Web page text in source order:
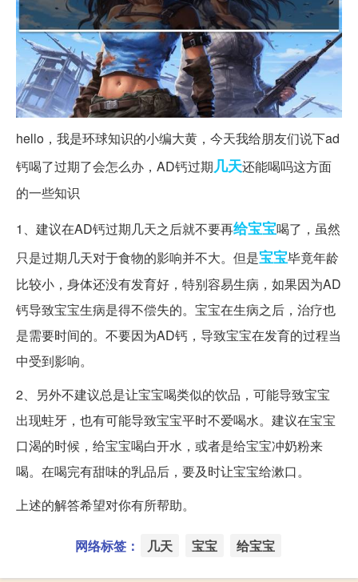
hello，我是环球知识的小编大黄，今天我给朋友们说下ad
钙喝了过期了会怎么办，AD钙过期几天还能喝吗这方面
的一些知识
1、建议在AD钙过期几天之后就不要再给宝宝喝了，虽然
只是过期几天对于食物的影响并不大。但是宝宝毕竟年龄
比较小，身体还没有发育好，特别容易生病，如果因为AD
钙导致宝宝生病是得不偿失的。宝宝在生病之后，治疗也
是需要时间的。不要因为AD钙，导致宝宝在发育的过程当
中受到影响。
2、另外不建议总是让宝宝喝类似的饮品，可能导致宝宝
出现蛀牙，也有可能导致宝宝平时不爱喝水。建议在宝宝
口渴的时候，给宝宝喝白开水，或者是给宝宝冲奶粉来
喝。在喝完有甜味的乳品后，要及时让宝宝给漱口。
上述的解答希望对你有所帮助。
网络标签： 几天 宝宝 给宝宝